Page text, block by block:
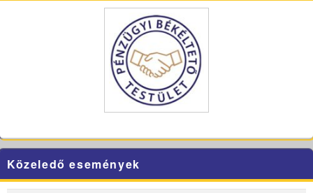
Közeledő események